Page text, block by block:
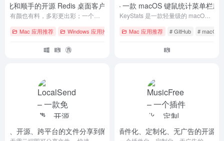
化和顺手的开源 Redis 桌面客户端 – TinyRDM- v1.2.5
Mac 应用推荐 Windows 应用推荐 # GitHub # Linux # macOS
KeyStats – 一款 macOS 键鼠统计菜单栏应
Mac 应用推荐 # GitHub # macOS
、开源、跨平台的文件分享到附近的设备工具- v1.17.0
MusicFree – 一个插件化、定制化、无广告的开源